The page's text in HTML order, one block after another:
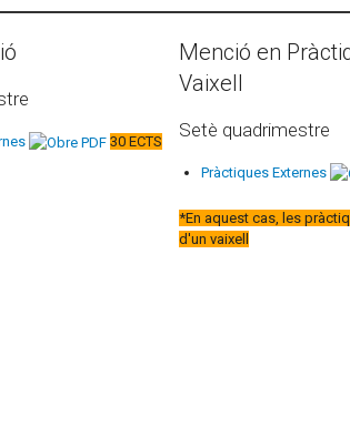
30 ECTS
Menció en
Vaixell
Setè quadrimestre
Pràctiques Externes
*En aquest cas, les
d'un vaixell